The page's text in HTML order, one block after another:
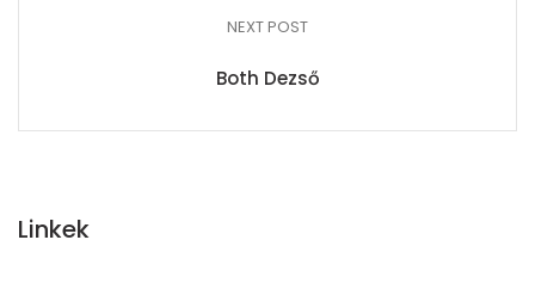
NEXT POST
Both Dezső
Linkek